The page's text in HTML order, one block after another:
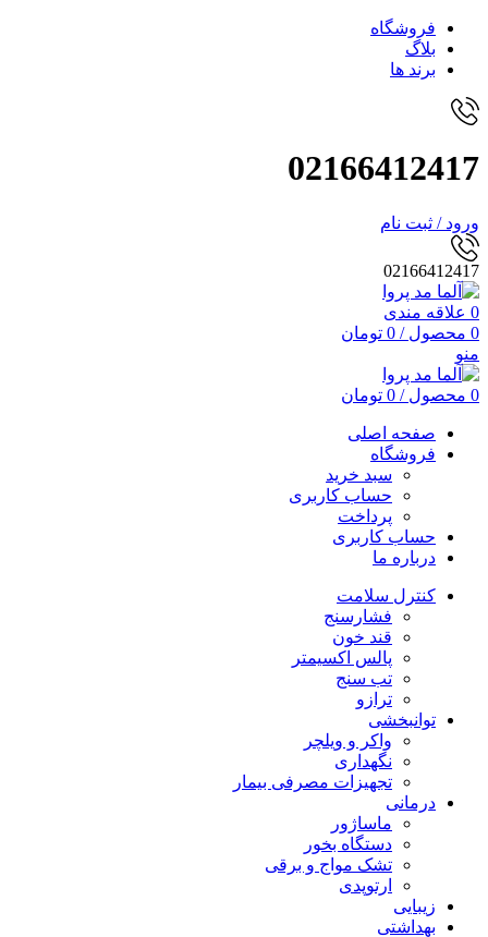
فروشگاه
بلاگ
برند ها
02166412417
ورود / ثبت نام
02166412417
0 علاقه مندی
0 محصول /
0 تومان
منو
0 محصول /
0 تومان
صفحه اصلی
فروشگاه
سبد خرید
حساب کاربری
پرداخت
حساب کاربری
درباره ما
کنترل سلامت
فشارسنج
قند خون
پالس اکسیمتر
تب سنج
ترازو
توانبخشی
واکر و ویلچر
نگهداری
تجهیزات مصرفی بیمار
درمانی
ماساژور
دستگاه بخور
تشک مواج و برقی
ارتوپدی
زیبایی
بهداشتی